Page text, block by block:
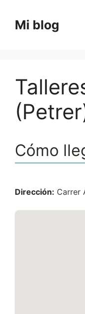
contenido
Mi blog
Cómo
Dirección: Carrer